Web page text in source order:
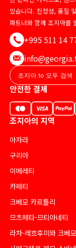
있습니다. 진정성, 품질
파트너와 함께 조지아를
+995 511 14
안전한 결제
조지아의 지역
아자라
구리아
이메레티
카헤티
크베모 카르틀리
므츠헤타-므티아네티
라차-레흐후미와 크베